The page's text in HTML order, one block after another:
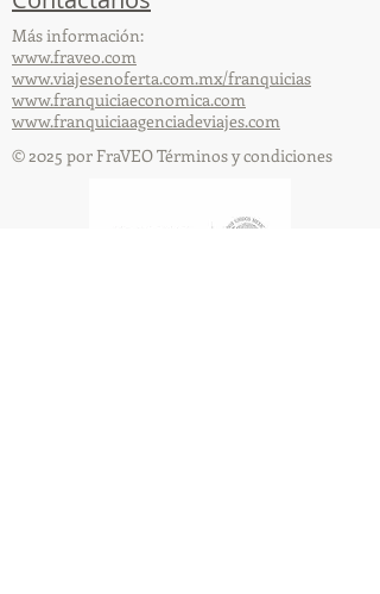
Más información:
www.fraveo.com
www.viajesenoferta.com.mx/franquicias
www.franquiciaeconomica.com
www.franquiciaagenciadeviajes.com
© 2025 por FraVEO Términos y condiciones